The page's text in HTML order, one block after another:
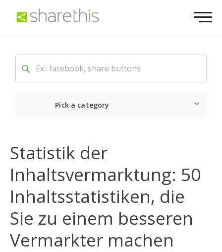
Pick a category
Statistik der
Inhaltsvermarktung: 50
Inhaltsstatistiken, die
Sie zu einem besseren
Vermarkter machen